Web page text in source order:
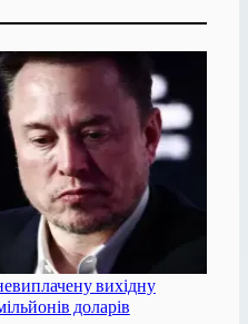
вихідну
доларів